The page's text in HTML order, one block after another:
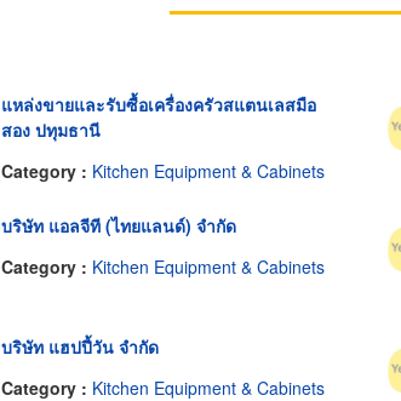
แหล่งขายและรับซื้อเครื่องครัวสแตนเลสมือ
สอง ปทุมธานี
Category : Kitchen Equipment & Cabinets
บริษัท แอลจีที (ไทยแลนด์) จำกัด
Category : Kitchen Equipment & Cabinets
บริษัท แฮปปี้วัน จำกัด
Category : Kitchen Equipment & Cabinets